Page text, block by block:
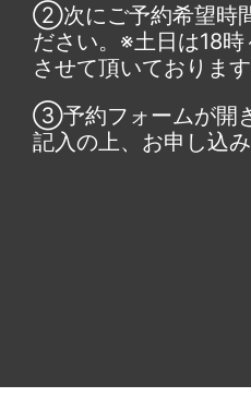
②次にご予約希望時
ださい。※土日は18
させて頂いております
③予約フォームが開
記入の上、お申し込み